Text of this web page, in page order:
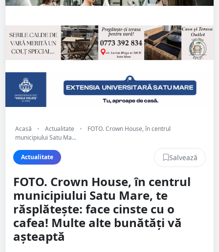
Acasă • Actualitate •
FOTO. Crown House, în centrul
municipiului Satu Ma...
Actualitate Salvează
FOTO. Crown House, în centrul
municipiului Satu Mare, te
răsplătește: face cinste cu o
cafea! Multe alte bunătăți vă
așteaptă